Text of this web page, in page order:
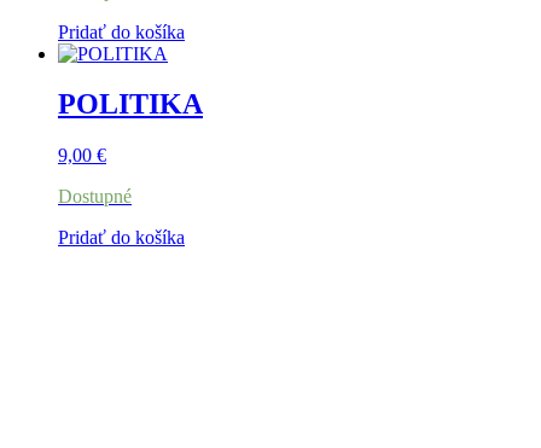
Pridať do košíka
POLITIKA
9,00 €
Dostupné
Pridať do košíka